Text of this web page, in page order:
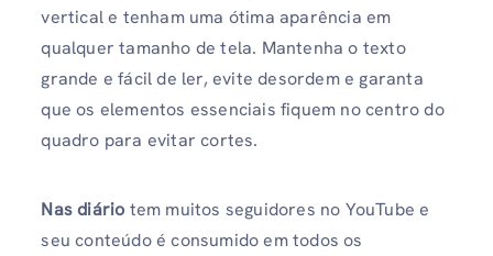
vertical e tenham uma ótima aparência em
qualquer tamanho de tela. Mantenha o texto
grande e fácil de ler, evite desordem e garanta
que os elementos essenciais fiquem no centro do
quadro para evitar cortes.
Nas diário tem muitos seguidores no YouTube e
seu conteúdo é consumido em todos os